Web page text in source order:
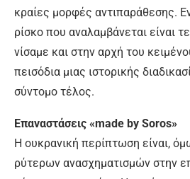
κραί­ες μορ­φές α­ντι­πα­ρά­θε­σης.
ρί­σκο που α­να­λαμβά­νε­ται εί­ναι
νί­σα­με και στην αρ­χή του
πει­σό­δια μιας ι­στο­ρι­κής
σύ­ντο­μο τέ­λος.
Ε­πα­να­στά­σεις «made by Soros»
Η ου­κρα­νι­κή πε­ρί­πτω­ση εί­ναι,
ρύ­τε­ρων α­να­σχη­μα­τι­σμών στην